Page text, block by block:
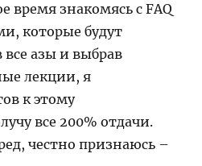
время знакомясь с FAQ
которые будут
азы и выбрав
лекции, я
к этому
все 200% отдачи.
честно признаюсь –